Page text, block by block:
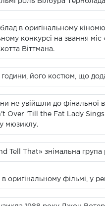
в оригінальному
конкурсі на звання
Віттмана.
його костюм, що
не увійшли до фінальної
Over ‘Till the Fat Lady
мюзиклу.
Tell That» знімальна
оригінальному фільмі, у